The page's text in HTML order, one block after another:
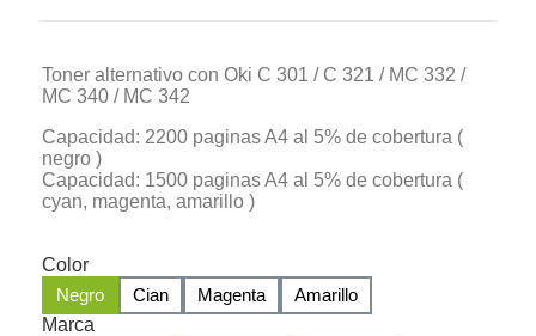
Toner alternativo con Oki C 301 / C 321 / MC 332 /
MC 340 / MC 342
Capacidad: 2200 paginas A4 al 5% de cobertura (
negro )
Capacidad: 1500 paginas A4 al 5% de cobertura (
cyan, magenta, amarillo )
Color
Negro
Cian Magenta
Amarillo
Marca